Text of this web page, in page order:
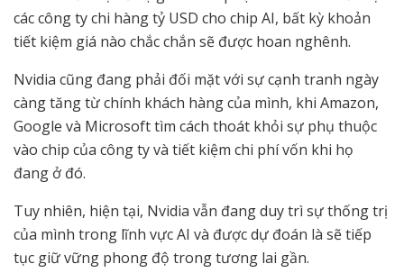
các công ty chi hàng tỷ USD cho chip AI, bất kỳ khoản
tiết kiệm giá nào chắc chắn sẽ được hoan nghênh.
Nvidia cũng đang phải đối mặt với sự cạnh tranh ngày
càng tăng từ chính khách hàng của mình, khi Amazon,
Google và Microsoft tìm cách thoát khỏi sự phụ thuộc
vào chip của công ty và tiết kiệm chi phí vốn khi họ
đang ở đó.
Tuy nhiên, hiện tại, Nvidia vẫn đang duy trì sự thống trị
của mình trong lĩnh vực AI và được dự đoán là sẽ tiếp
tục giữ vững phong độ trong tương lai gần.